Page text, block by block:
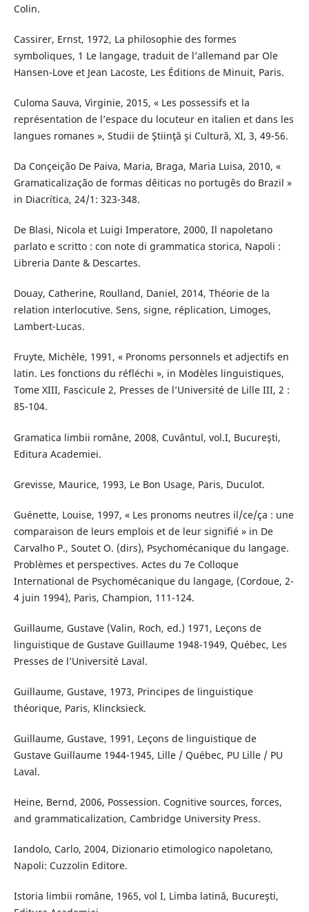
Colin.
Cassirer, Ernst, 1972, La philosophie des formes
symboliques, 1 Le langage, traduit de l’allemand par Ole
Hansen-Love et Jean Lacoste, Les Éditions de Minuit, Paris.
Culoma Sauva, Virginie, 2015, « Les possessifs et la
représentation de l’espace du locuteur en italien et dans les
langues romanes », Studii de Ştiinţă şi Cultură, XI, 3, 49-56.
Da Conçeição De Paiva, Maria, Braga, Maria Luisa, 2010, «
Gramaticalização de formas dêiticas no portugês do Brazil »
in Diacrítica, 24/1: 323-348.
De Blasi, Nicola et Luigi Imperatore, 2000, Il napoletano
parlato e scritto : con note di grammatica storica, Napoli :
Libreria Dante & Descartes.
Douay, Catherine, Roulland, Daniel, 2014, Théorie de la
relation interlocutive. Sens, signe, réplication, Limoges,
Lambert-Lucas.
Fruyte, Michèle, 1991, « Pronoms personnels et adjectifs en
latin. Les fonctions du réfléchi », in Modèles linguistiques,
Tome XIII, Fascicule 2, Presses de l’Université de Lille III, 2 :
85-104.
Gramatica limbii române, 2008, Cuvântul, vol.I, Bucureşti,
Editura Academiei.
Grevisse, Maurice, 1993, Le Bon Usage, Paris, Duculot.
Guénette, Louise, 1997, « Les pronoms neutres il/ce/ça : une
comparaison de leurs emplois et de leur signifié » in De
Carvalho P., Soutet O. (dirs), Psychomécanique du langage.
Problèmes et perspectives. Actes du 7e Colloque
International de Psychomécanique du langage, (Cordoue, 2-
4 juin 1994), Paris, Champion, 111-124.
Guillaume, Gustave (Valin, Roch, ed.) 1971, Leçons de
linguistique de Gustave Guillaume 1948-1949, Québec, Les
Presses de l’Université Laval.
Guillaume, Gustave, 1973, Principes de linguistique
théorique, Paris, Klincksieck.
Guillaume, Gustave, 1991, Leçons de linguistique de
Gustave Guillaume 1944-1945, Lille / Québec, PU Lille / PU
Laval.
Heine, Bernd, 2006, Possession. Cognitive sources, forces,
and grammaticalization, Cambridge University Press.
Iandolo, Carlo, 2004, Dizionario etimologico napoletano,
Napoli: Cuzzolin Editore.
Istoria limbii române, 1965, vol I, Limba latină, Bucureşti,